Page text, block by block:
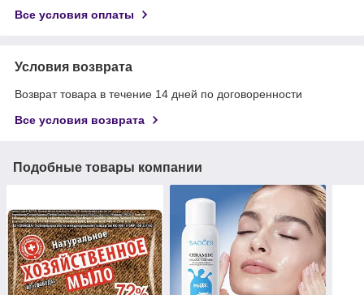
Все условия оплаты
Условия возврата
Возврат товара в течение 14 дней по договоренности
Все условия возврата
Подобные товары компании